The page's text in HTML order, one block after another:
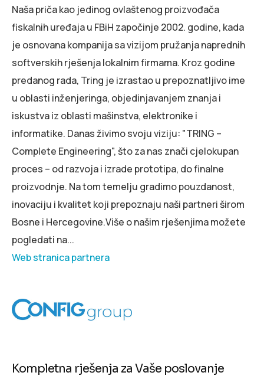
Naša priča kao jedinog ovlaštenog proizvođača
fiskalnih uređaja u FBiH započinje 2002. godine, kada
je osnovana kompanija sa vizijom pružanja naprednih
softverskih rješenja lokalnim firmama. Kroz godine
predanog rada, Tring je izrastao u prepoznatljivo ime
u oblasti inženjeringa, objedinjavanjem znanja i
iskustva iz oblasti mašinstva, elektronike i
informatike. Danas živimo svoju viziju: "TRING –
Complete Engineering", što za nas znači cjelokupan
proces – od razvoja i izrade prototipa, do finalne
proizvodnje. Na tom temelju gradimo pouzdanost,
inovaciju i kvalitet koji prepoznaju naši partneri širom
Bosne i Hercegovine.Više o našim rješenjima možete
pogledati na...
Web stranica partnera
Kompletna rješenja za Vaše poslovanje